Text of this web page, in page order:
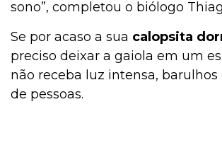
Ações Sociais
sono”, completou o biólogo
Se por acaso a sua calopsita
preciso deixar a gaiola em um
não receba luz intensa, barulhos
de pessoas.